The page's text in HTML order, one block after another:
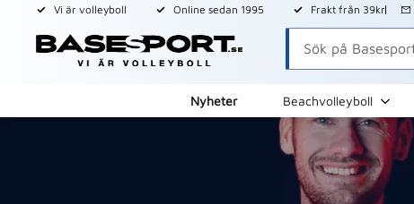
Vi är volleyboll Online sedan 1995 Frakt från 39kr
Nyheter Beachvolleyboll